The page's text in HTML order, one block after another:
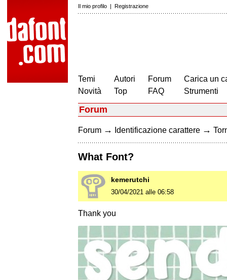
Il mio profilo | Registrazione
Temi
Novità
Autori
Top
Forum
FAQ
Carica un
Strumenti
Forum
Forum → Identificazione carattere →
What Font?
kemerutchi
30/04/2021 alle 06:58
Thank you